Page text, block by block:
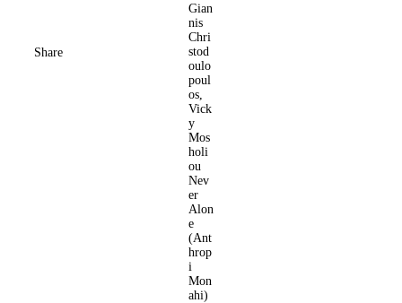
Share
Gian
nis
Chri
stod
oulo
poul
os,
Vick
y
Mos
holi
ou
Nev
er
Alon
e
(Ant
hrop
i
Mon
ahi)